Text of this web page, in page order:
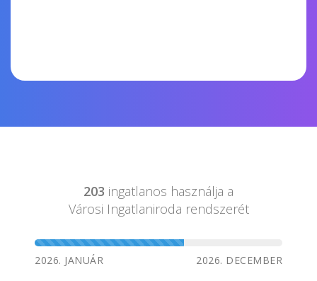
203 ingatlanos használja a
Városi Ingatlaniroda rendszerét
2026. JANUÁR 2026. DECEMBER